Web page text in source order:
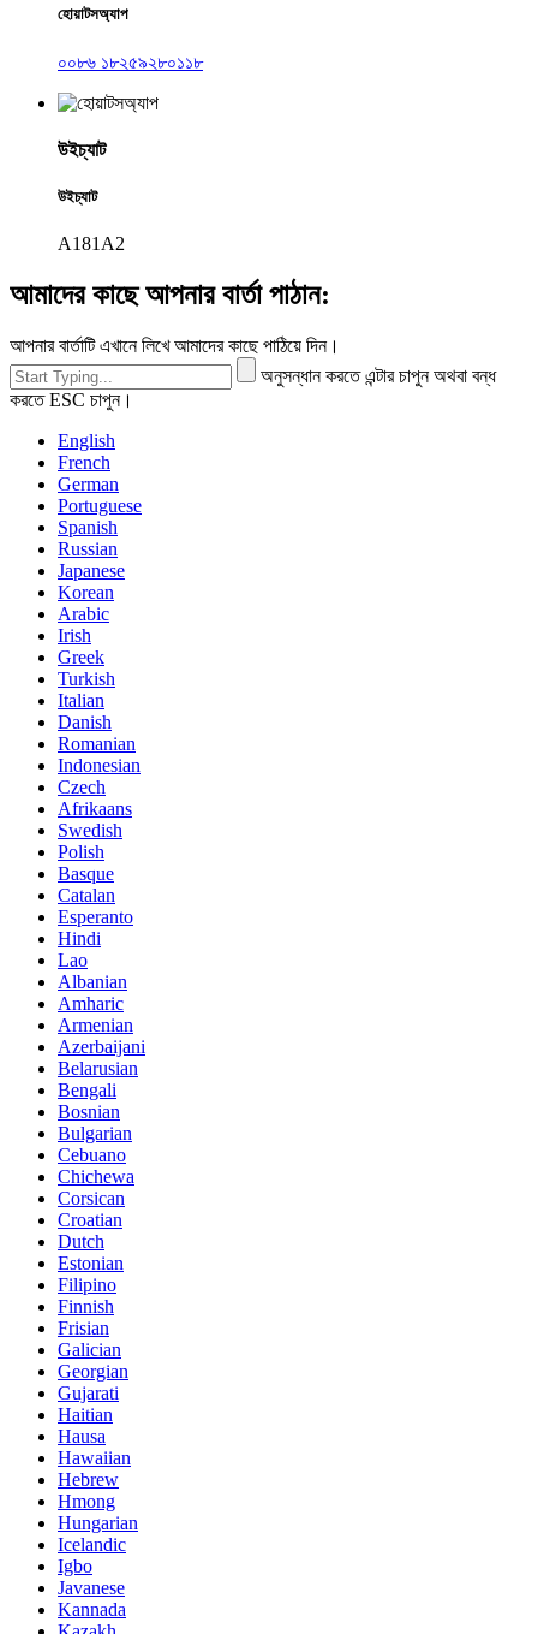
হোয়াটসঅ্যাপ
০০৮৬ ১৮২৫৯২৮০১১৮
উইচ্যাট
উইচ্যাট
A181A2
আমাদের কাছে আপনার বার্তা পাঠান:
আপনার বার্তাটি এখানে লিখে আমাদের কাছে পাঠিয়ে দিন।
অনুসন্ধান করতে এন্টার চাপুন অথবা বন্ধ
করতে ESC চাপুন।
English
French
German
Portuguese
Spanish
Russian
Japanese
Korean
Arabic
Irish
Greek
Turkish
Italian
Danish
Romanian
Indonesian
Czech
Afrikaans
Swedish
Polish
Basque
Catalan
Esperanto
Hindi
Lao
Albanian
Amharic
Armenian
Azerbaijani
Belarusian
Bengali
Bosnian
Bulgarian
Cebuano
Chichewa
Corsican
Croatian
Dutch
Estonian
Filipino
Finnish
Frisian
Galician
Georgian
Gujarati
Haitian
Hausa
Hawaiian
Hebrew
Hmong
Hungarian
Icelandic
Igbo
Javanese
Kannada